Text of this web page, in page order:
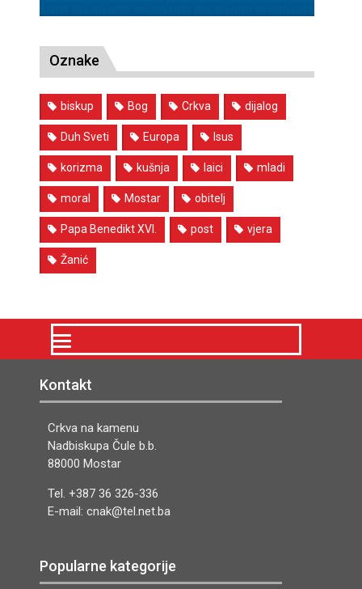
Oznake
biskup Bog Crkva dijalog
Duh Sveti Europa Isus
korizma kušnja laici mladi
moral Mostar obitelj
Papa Benedikt XVI. post vjera
Žanić
Kontakt
Crkva na kamenu
Nadbiskupa Čule b.b.
88000 Mostar
Tel. +387 36 326-336
E-mail: cnak@tel.net.ba
Popularne kategorije